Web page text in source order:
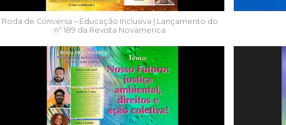
Roda de Conversa – Educação Inclusiva | Lançamento do
nº 189 da Revista Novamerica